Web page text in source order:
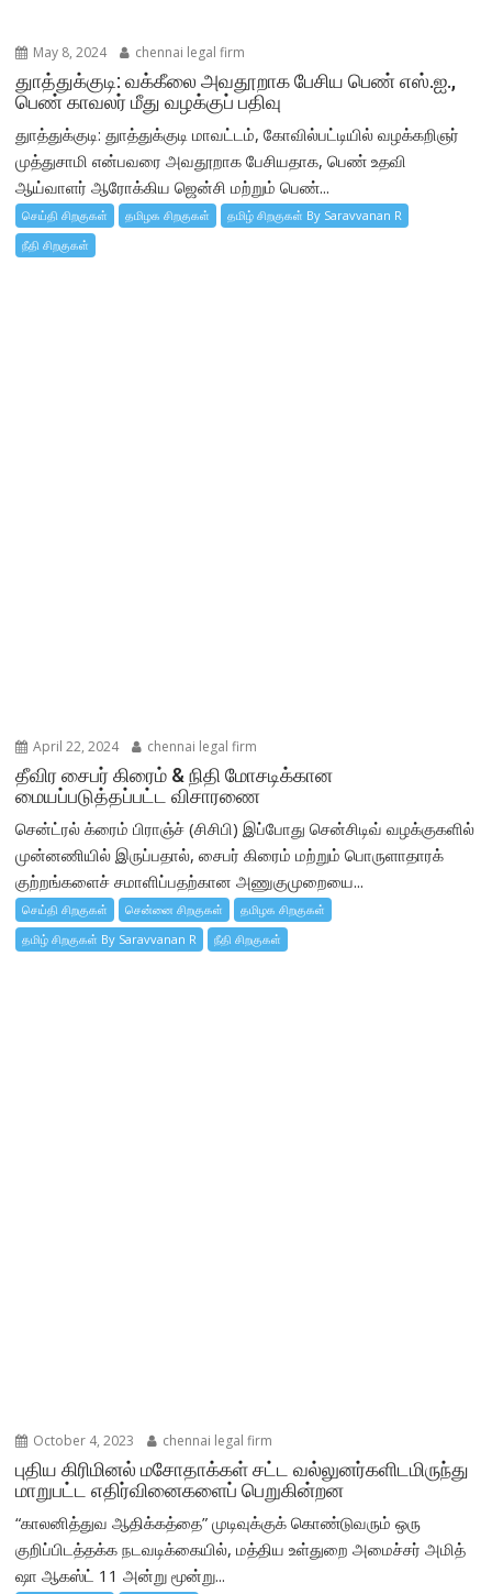
May 8, 2024 chennai legal firm
துாத்துக்குடி: வக்கீலை அவதூறாக பேசிய பெண் எஸ்.ஐ.,
பெண் காவலர் மீது வழக்குப் பதிவு
துாத்துக்குடி: துாத்துக்குடி மாவட்டம், கோவில்பட்டியில் வழக்கறிஞர்
முத்துசாமி என்பவரை அவதூறாக பேசியதாக, பெண் உதவி
ஆய்வாளர் ஆரோக்கிய ஜென்சி மற்றும் பெண்...
செய்தி சிறகுகள் தமிழக சிறகுகள்
தமிழ் சிறகுகள் By Saravvanan R
நீதி சிறகுகள்
April 22, 2024 chennai legal firm
தீவிர சைபர் கிரைம் & நிதி மோசடிக்கான
மையப்படுத்தப்பட்ட விசாரணை
சென்ட்ரல் க்ரைம் பிராஞ்ச் (சிசிபி) இப்போது சென்சிடிவ் வழக்குகளில்
முன்னணியில் இருப்பதால், சைபர் கிரைம் மற்றும் பொருளாதாரக்
குற்றங்களைச் சமாளிப்பதற்கான அணுகுமுறையை...
செய்தி சிறகுகள் சென்னை சிறகுகள்
தமிழக சிறகுகள்
தமிழ் சிறகுகள் By Saravvanan R
நீதி சிறகுகள்
October 4, 2023 chennai legal firm
புதிய கிரிமினல் மசோதாக்கள் சட்ட வல்லுனர்களிடமிருந்து
மாறுபட்ட எதிர்வினைகளைப் பெறுகின்றன
“காலனித்துவ ஆதிக்கத்தை” முடிவுக்குக் கொண்டுவரும் ஒரு
குறிப்பிடத்தக்க நடவடிக்கையில், மத்திய உள்துறை அமைச்சர் அமித்
ஷா ஆகஸ்ட் 11 அன்று மூன்று...